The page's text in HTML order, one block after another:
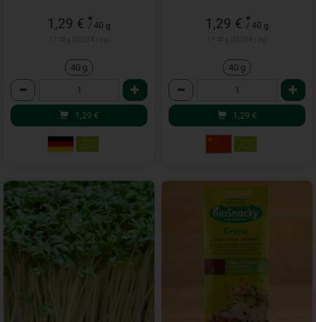
1,29 € *
/ 40 g
40 g
Anzahl
1,29 €
1,29 € *
/ 40 g
40 g
Anzahl
1,29 €